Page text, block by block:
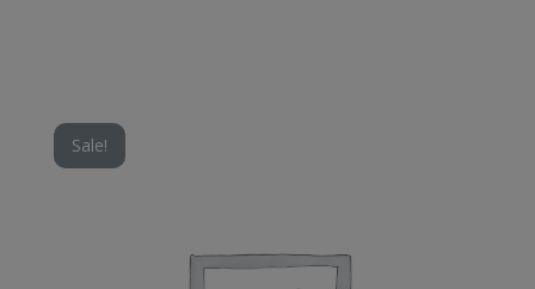
Sale!